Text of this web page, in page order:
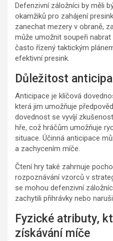
Defenzivní záložníci by měli
okamžiků pro zahájení
zanechat mezery v obraně,
může umožnit soupeři
často řízený taktickým
efektivní presink.
Důležitost
Anticipace je klíčová
která jim umožňuje
dovednost se vyvíjí
hře, což hráčům umožňuje
situace. Účinná anticipace
a zachycením míče.
Čtení hry také zahrnuje
rozpoznávání vzorců v
se mohou defenzivní
zachytili přihrávky nebo
Fyzické atributy,
získávání míče